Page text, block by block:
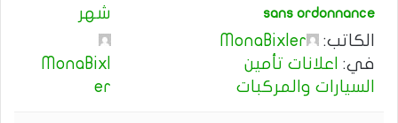
sans ordonnance
الكاتب:
MonaBixler
في: اعلانات تأمين
السيارات والمركبات
شهر
MonaBixl
er